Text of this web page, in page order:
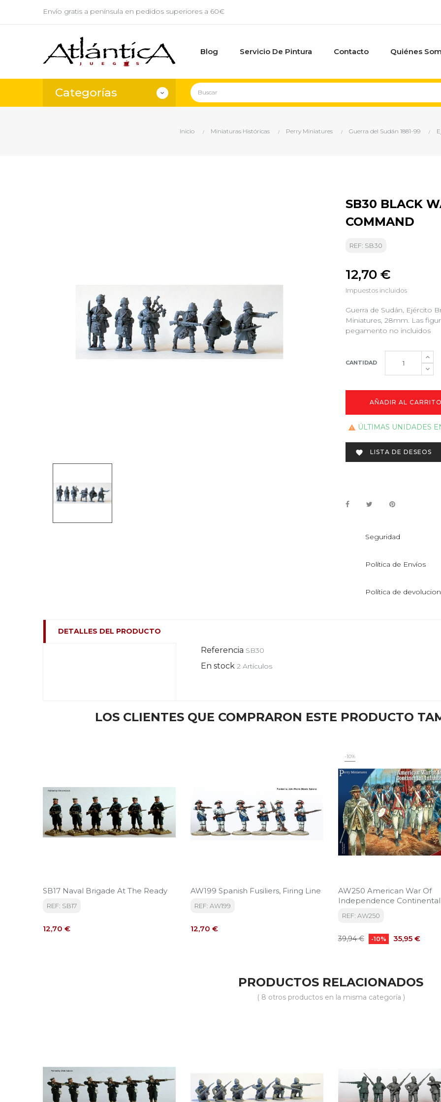
Envío gratis a península en pedidos superiores a 60€
Blog Servicio De Pintura Contacto Quiénes
Categorías
Inicio Miniaturas Históricas Perry Miniatures Guerra del Sudán 1881-99
SB30 BLACK
COMMAND
REF: SB30
12,70 €
Impuestos incluidos
Guerra de Sudán, Ejército
Miniatures, 28mm. Las
pegamento no incluidos
CANTIDAD
AÑADIR AL
 ÚLTIMAS UNIDADES
 LISTA DE DESEOS
Seguridad
Política de Envíos
Política de
DETALLES DEL PRODUCTO
Referencia SB30
En stock 2 Artículos
LOS CLIENTES QUE COMPRARON ESTE PRODUCTO
SB17 Naval Brigade At The Ready
REF: SB17
Precio
12,70 €
AW199 Spanish Fusiliers, Firing Line
REF: AW199
Precio
12,70 €
-10%
AW250 American War Of
Independence Continental
REF: AW250
Precio
39,94 € -10% Precio
35,95 €
PRODUCTOS RELACIONADOS
( 8 otros productos en la misma categoría )